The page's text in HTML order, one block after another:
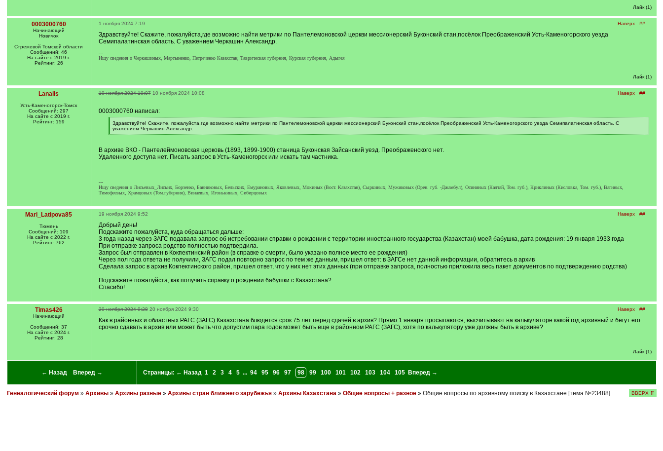
Лайк (1)
0003000760
Начинающий
Новичок
Стрежевой Томской области
Сообщений: 46
На сайте с 2019 г.
Рейтинг: 26
Наверх ##
1 ноября 2024 7:19
Здравствуйте! Скажите, пожалуйста,где возможно найти метрики по Пантелемоновской церкви мессионерский Буконский стан,посёлок Преображенский Усть-Каменогорского уезда
Семипалатинская область. С уважением Черкашин Александр.
---
Ищу сведения о Черкашиных, Мартыненко, Петреченко Казахстан, Таврическая губерния, Курская губерния, Адыгея
Лайк (1)
Lanalis
Усть-Каменогорск-Томск
Сообщений: 297
На сайте с 2019 г.
Рейтинг: 159
Наверх ##
10 ноября 2024 10:07 10 ноября 2024 10:08
0003000760 написал:
[
q
]
Здравствуйте! Скажите, пожалуйста,где возможно найти метрики по Пантелемоновской церкви мессионерский Буконский стан,посёлок Преображенский Усть-Каменогорского уезда Семипалатинская область. С
уважением Черкашин Александр.
[
]
В архиве ВКО - Пантелеймоновская церковь (1893, 1899-1900) станица Буконская Зайсанский уезд. Преображенского нет.
Удаленного доступа нет. Писать запрос в Усть-Каменогорск или искать там частника.
---
Ищу сведения о Лисьевых_Лисьих, Борзенко, Банниковых, Бельских, Емурановых, Яковлевых, Мокиных (Вост. Казахстан), Сыркиных, Мужиковых (Орен. губ. -Джамбул), Осининых (Калтай, Том. губ.), Криклиных (Кисловка, Том. губ.), Вагиных,
Тимофеевых, Храмцовых (Том.губерния), Винаевых, Игонькиных, Сибирцовых
Mari_Latipova85
Тюмень
Сообщений: 109
На сайте с 2022 г.
Рейтинг: 762
Наверх ##
19 ноября 2024 9:52
Добрый день!
Подскажите пожалуйста, куда обращаться дальше:
3 года назад через ЗАГС подавала запрос об истребовании справки о рождении с территории иностранного государства (Казахстан) моей бабушка, дата рождения: 19 января 1933 года
При отправке запроса родство полностью подтвердила.
Запрос был отправлен в Кокпектинский район (в справке о смерти, было указано полное место ее рождения)
Через пол года ответа не получили, ЗАГС подал повторно запрос по тем же данным, пришел ответ: в ЗАГСе нет данной информации, обратитесь в архив
Сделала запрос в архив Кокпектинского район, пришел ответ, что у них нет этих данных (при отправке запроса, полностью приложила весь пакет документов по подтверждению родства)
Подскажите пожалуйста, как получить справку о рождении бабушки с Казахстана?
Спасибо!
Timas426
Начинающий
Сообщений: 37
На сайте с 2024 г.
Рейтинг: 28
Наверх ##
20 ноября 2024 9:28 20 ноября 2024 9:30
Как в районных и областных РАГС (ЗАГС) Казахстана блюдется срок 75 лет перед сдачей в архив? Прямо 1 января просыпаются, высчитывают на калькуляторе какой год архивный и бегут его
срочно сдавать в архив или может быть что допустим пара годов может быть еще в районном РАГС (ЗАГС), хотя по калькулятору уже должны быть в архиве?
Лайк (1)
← Назад Вперед → Страницы: ← Назад 1 2 3 4 5 ... 94 95 96 97 98 99 100 101 102 103 104 105 Вперед →
Генеалогический форум » Архивы» Архивы разные» Архивы стран ближнего зарубежья» Архивы Казахстана» Общие вопросы + разное» Общие вопросы по архивному поиску в Казахстане [тема №23488] ВВЕРХ ⇈